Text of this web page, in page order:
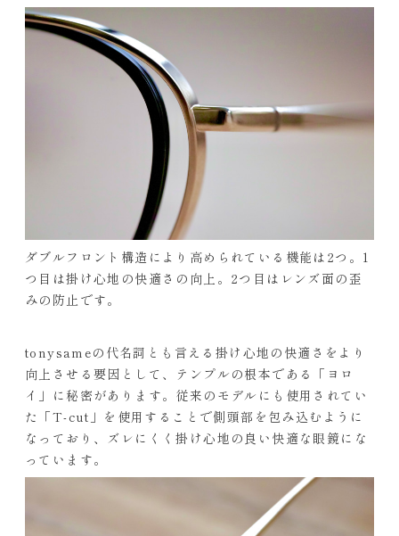
ダブルフロント構造により高められている機能は2つ。1
つ目は掛け心地の快適さの向上。2つ目はレンズ面の歪
みの防止です。
tonysameの代名詞とも言える掛け心地の快適さをより
向上させる要因として、テンプルの根本である「ヨロ
イ」に秘密があります。従来のモデルにも使用されてい
た「T-cut」を使用することで側頭部を包み込むように
なっており、ズレにくく掛け心地の良い快適な眼鏡にな
っています。